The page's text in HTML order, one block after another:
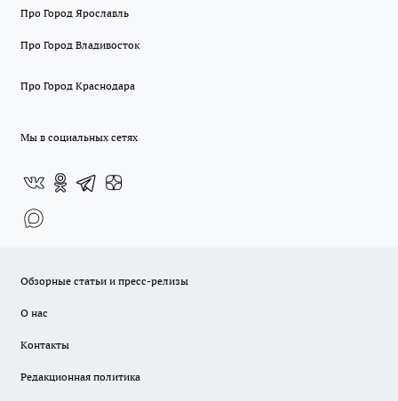
Про Город Ярославль
Про Город Владивосток
Про Город Краснодара
Мы в социальных сетях
Обзорные статьи и пресс-релизы
О нас
Контакты
Редакционная политика